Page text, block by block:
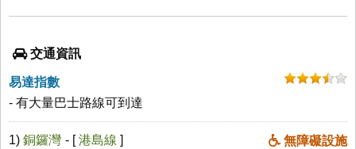
交通資訊
易達指數
- 有大量巴士路線可到達
1) 銅鑼灣 無障礙設施
- [港島線 ]